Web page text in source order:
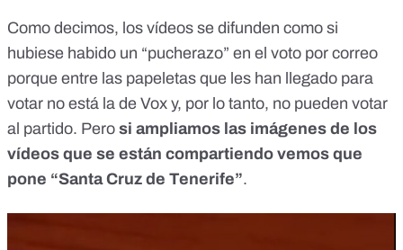
Como decimos, los vídeos se difunden como si
hubiese habido un “pucherazo” en el voto por correo
porque entre las papeletas que les han llegado para
votar no está la de Vox y, por lo tanto, no pueden votar
al partido. Pero si ampliamos las imágenes de los
vídeos que se están compartiendo vemos que
pone “Santa Cruz de Tenerife”.